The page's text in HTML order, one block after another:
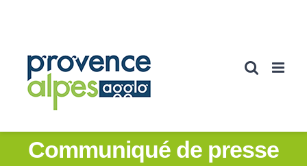
Communiqué de presse